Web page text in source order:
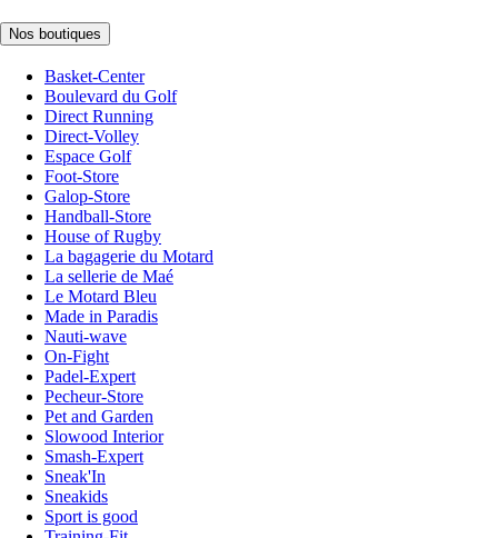
Nos boutiques
Basket-Center
Boulevard du Golf
Direct Running
Direct-Volley
Espace Golf
Foot-Store
Galop-Store
Handball-Store
House of Rugby
La bagagerie du Motard
La sellerie de Maé
Le Motard Bleu
Made in Paradis
Nauti-wave
On-Fight
Padel-Expert
Pecheur-Store
Pet and Garden
Slowood Interior
Smash-Expert
Sneak'In
Sneakids
Sport is good